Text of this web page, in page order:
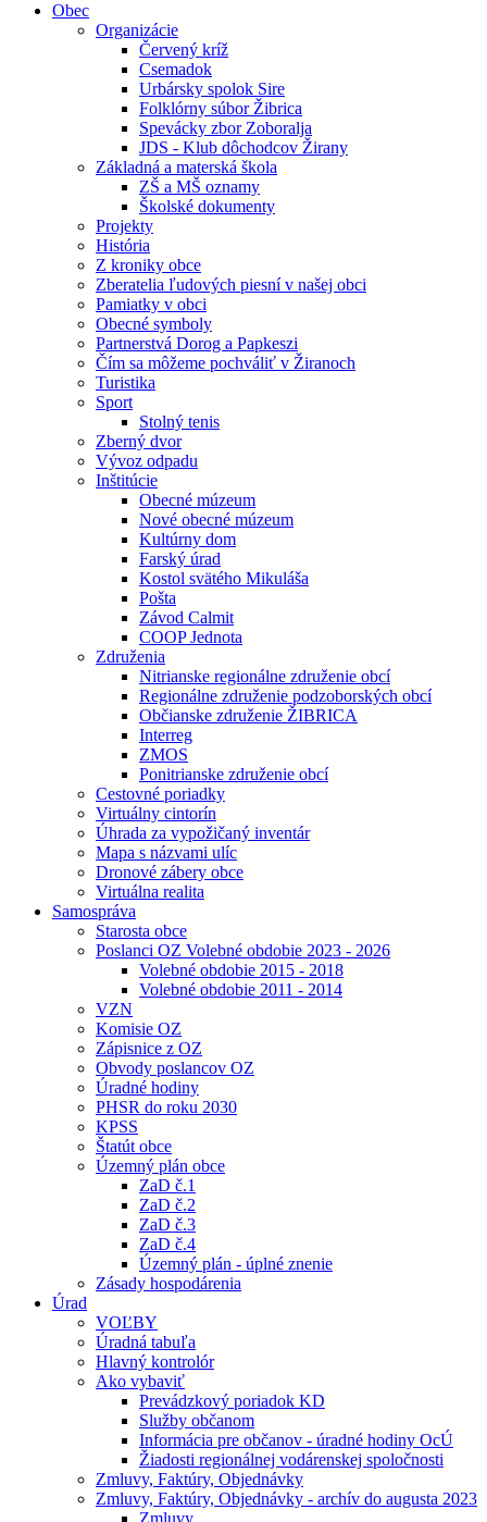
Obec
Organizácie
Červený kríž
Csemadok
Urbársky spolok Sire
Folklórny súbor Žibrica
Spevácky zbor Zoboralja
JDS - Klub dôchodcov Žirany
Základná a materská škola
ZŠ a MŠ oznamy
Školské dokumenty
Projekty
História
Z kroniky obce
Zberatelia ľudových piesní v našej obci
Pamiatky v obci
Obecné symboly
Partnerstvá Dorog a Papkeszi
Čím sa môžeme pochváliť v Žiranoch
Turistika
Sport
Stolný tenis
Zberný dvor
Vývoz odpadu
Inštitúcie
Obecné múzeum
Nové obecné múzeum
Kultúrny dom
Farský úrad
Kostol svätého Mikuláša
Pošta
Závod Calmit
COOP Jednota
Združenia
Nitrianske regionálne združenie obcí
Regionálne združenie podzoborských obcí
Občianske združenie ŽIBRICA
Interreg
ZMOS
Ponitrianske združenie obcí
Cestovné poriadky
Virtuálny cintorín
Úhrada za vypožičaný inventár
Mapa s názvami ulíc
Dronové zábery obce
Virtuálna realita
Samospráva
Starosta obce
Poslanci OZ Volebné obdobie 2023 - 2026
Volebné obdobie 2015 - 2018
Volebné obdobie 2011 - 2014
VZN
Komisie OZ
Zápisnice z OZ
Obvody poslancov OZ
Úradné hodiny
PHSR do roku 2030
KPSS
Štatút obce
Územný plán obce
ZaD č.1
ZaD č.2
ZaD č.3
ZaD č.4
Územný plán - úplné znenie
Zásady hospodárenia
Úrad
VOĽBY
Úradná tabuľa
Hlavný kontrolór
Ako vybaviť
Prevádzkový poriadok KD
Služby občanom
Informácia pre občanov - úradné hodiny OcÚ
Žiadosti regionálnej vodárenskej spoločnosti
Zmluvy, Faktúry, Objednávky
Zmluvy, Faktúry, Objednávky - archív do augusta 2023
Zmluvy